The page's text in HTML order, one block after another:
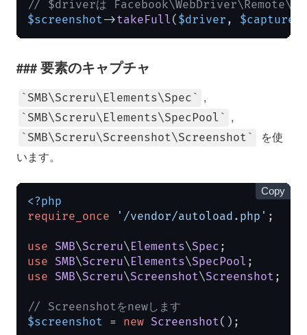
// $driverは
$screenshot->takeFull ( $driver ,
要素のキャプチャ
SMB\Screru\Elements\Spec ,
SMB\Screru\Elements\SpecPool ,
SMB\Screru\Screenshot\Screenshot
を使
います。
<?php
require_once
'/vendor/autoload.php' ;
use SMB\Screru\Elements\Spec
use SMB\Screru\Elements\SpecPool
use SMB\Screru\Screenshot\Screenshot ;
// Screenshotをnewします
$screenshot = new Screenshot();
Copy